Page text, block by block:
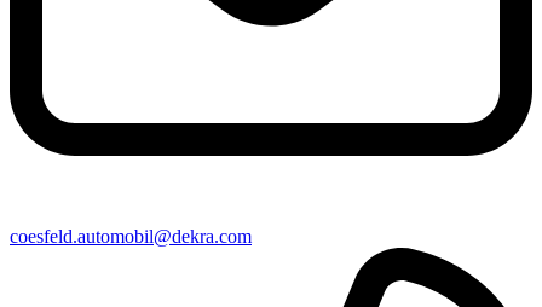
coesfeld​.automobil@​dekra.com